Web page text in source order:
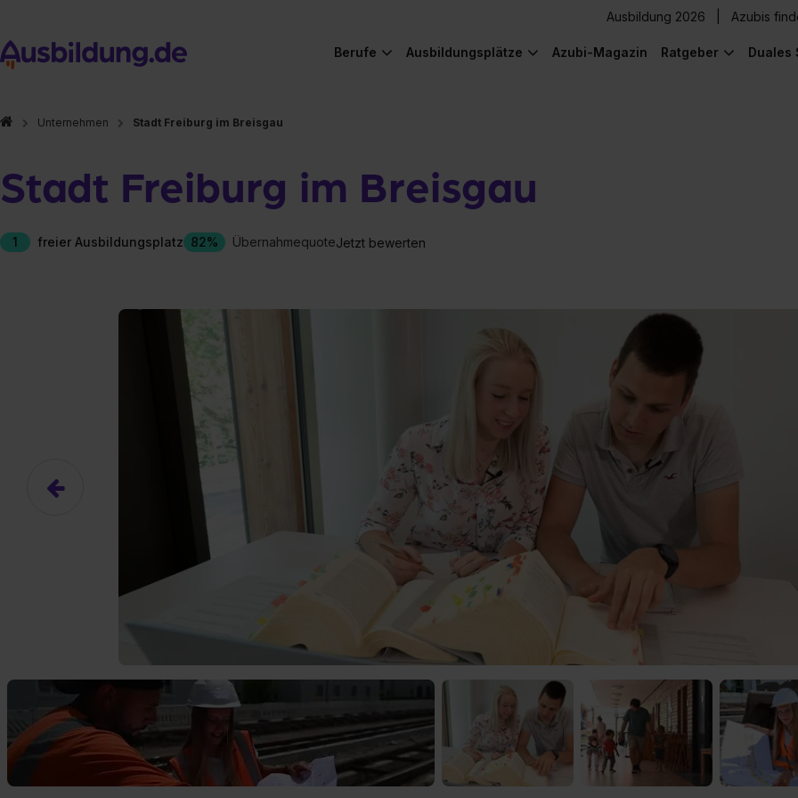
Ausbildung 2026 Azubis
Berufe Ausbildungsplätze Azubi-Magazin Ratgeber Duales
Unternehmen Stadt Freiburg im Breisgau
Stadt Freiburg im Breisgau
1 freier Ausbildungsplatz 82% ÜbernahmequoteJetzt bewerten
Das hier ist ein Platzhalter für Video-Content von YouTube. Neugierig? Dann schalte die Inhalte jetzt
Ja, ich erlaube die externen Inhalte von YouTube.
Ich bin damit einverstanden, dass mir die externen Inhalte angezeigt werden. Personenbezogene Daten
an Drittplattformen übermittelt werden. Mehr Infos gibt es in derDatenschutzerklärung